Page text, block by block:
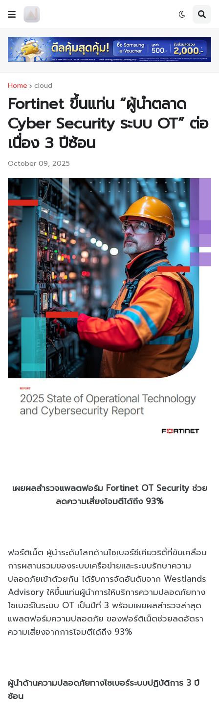
Home cloud
Fortinet ขึ้นแท่น “ผู้นำตลาด
Cyber Security ระบบ OT” ต่อ
เนื่อง 3 ปีซ้อน
October 09, 2025
เผยผลสำรวจแพลตฟอร์ม Fortinet OT Security ช่วย
ลดความเสี่ยงโจมตีได้ถึง 93%
ฟอร์ติเน็ต ผู้นำระดับโลกด้านไซเบอร์ซีเคียวริตี้ที่ขับเคลื่อน
การผสานรวมของระบบเครือข่ายและระบบรักษาความ
ปลอดภัยเข้าด้วยกัน ได้รับการจัดอันดับจาก Westlands
Advisory ให้ขึ้นแท่นผู้นำการให้บริการความปลอดภัยทาง
ไซเบอร์ในระบบ OT เป็นปีที่ 3 พร้อมเผยผลสำรวจล่าสุด
แพลตฟอร์มความปลอดภัย ของฟอร์ติเน็ตช่วยลดอัตรา
ความเสี่ยงจากการโจมตีได้ถึง 93%
ผู้นำด้านความปลอดภัยทางไซเบอร์ระบบปฏิบัติการ 3 ปี
ซ้อน